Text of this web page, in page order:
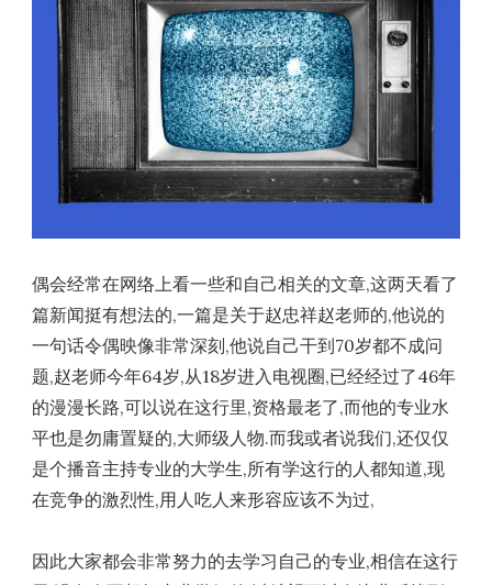
偶会经常在网络上看一些和自己相关的文章,这两天看了
篇新闻挺有想法的,一篇是关于赵忠祥赵老师的,他说的
一句话令偶映像非常深刻,他说自己干到70岁都不成问
题,赵老师今年64岁,从18岁进入电视圈,已经经过了46年
的漫漫长路,可以说在这行里,资格最老了,而他的专业水
平也是勿庸置疑的,大师级人物.而我或者说我们,还仅仅
是个播音主持专业的大学生,所有学这行的人都知道,现
在竞争的激烈性,用人吃人来形容应该不为过,
因此大家都会非常努力的去学习自己的专业,相信在这行